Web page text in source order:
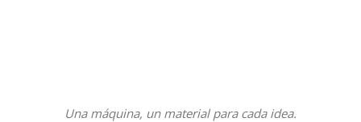
Una máquina, un material para cada idea.